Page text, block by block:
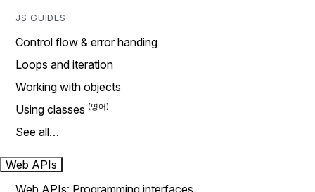
JS GUIDES
Control flow & error handing
Loops and iteration
Working with objects
Using classes
See all…
Web APIs
Web APIs: Programming interfaces